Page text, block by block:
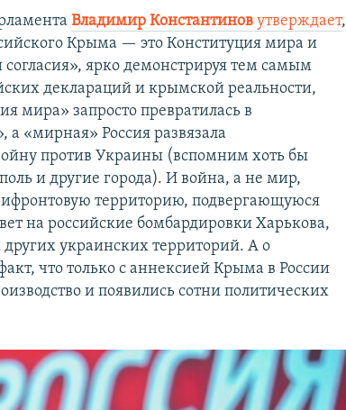
Владимир Константиновутверждает,
Крыма — это Конституция мира и
согласия», ярко демонстрируя тем самым
деклараций и крымской реальности,
мира» запросто превратилась в
«мирная» Россия развязала
против Украины (вспомним хоть бы
и другие города). И война, а не мир,
территорию, подвергающуюся
на российские бомбардировки Харькова,
украинских территорий. А о
что только с аннексией Крыма в России
и появились сотни политических